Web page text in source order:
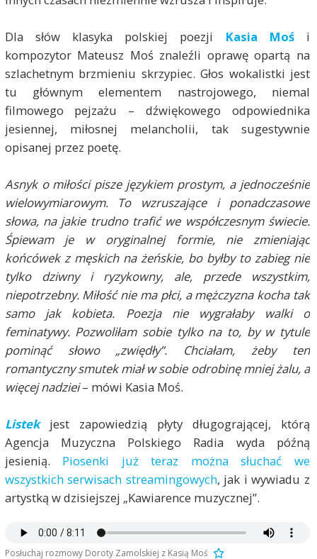
Dla słów klasyka polskiej poezji Kasia Mośi
kompozytor Mateusz Moś znaleźli oprawę opartą na
szlachetnym brzmieniu skrzypiec. Głos wokalistki jest
tu głównym elementem nastrojowego, niemal
filmowego pejzażu – dźwiękowego odpowiednika
jesiennej, miłosnej melancholii, tak sugestywnie
opisanej przez poetę.
Asnyk o miłości pisze językiem prostym, a jednocześnie
wielowymiarowym. To wzruszające i ponadczasowe
słowa, na jakie trudno trafić we współczesnym świecie.
Śpiewam je w oryginalnej formie, nie zmieniając
końcówek z męskich na żeńskie, bo byłby to zabieg nie
tylko dziwny i ryzykowny, ale, przede wszystkim,
niepotrzebny. Miłość nie ma płci, a mężczyzna kocha tak
samo jak kobieta. Poezja nie wygrałaby walki o
feminatywy. Pozwoliłam sobie tylko na to, by w tytule
pominąć słowo „zwiędły”. Chciałam, żeby ten
romantyczny smutek miał w sobie odrobinę mniej żalu, a
więcej nadziei– mówi Kasia Moś.
Listekjest zapowiedzią płyty długogrającej, którą
Agencja Muzyczna Polskiego Radia wyda późną
jesienią. Piosenki już teraz można słuchać we
wszystkich serwisach streamingowych, jak i wywiadu z
artystką w dzisiejszej „Kawiarence muzycznej”.
Posłuchaj rozmowy Doroty Zamolskiej z Kasią Moś